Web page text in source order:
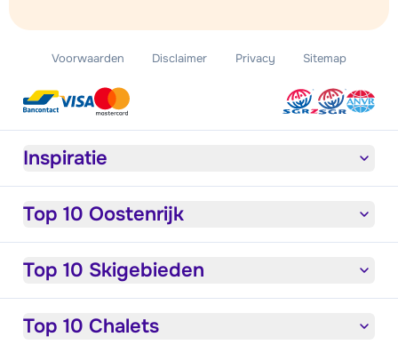
Voorwaarden Disclaimer Privacy Sitemap
Inspiratie
Top 10 Oostenrijk
Top 10 Skigebieden
Top 10 Chalets